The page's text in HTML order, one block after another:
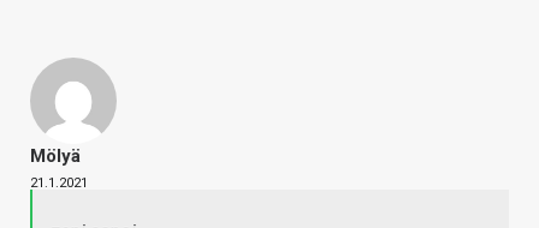
Mölyä
21.1.2021